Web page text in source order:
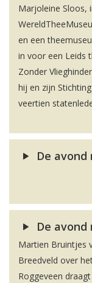
Marjoleine Sloos,
en een
in voor een Leids
Zonder
hij en zijn
veertien
De
De avond
Martien Bruintjes
Breedveld over
Roggeveen